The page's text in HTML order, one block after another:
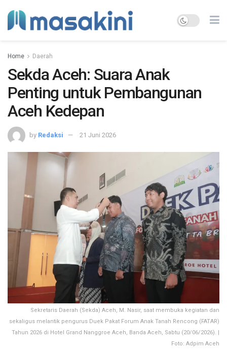
Home Daerah
Sekda Aceh: Suara Anak
Penting untuk Pembangunan
Aceh Kedepan
by Redaksi 21 Juni 2026
Sekretaris Daerah (Sekda) Aceh, M. Nasir, saat membuka kegiatan dan
sekaligus melantik pengurus Duek Pakat Forum Anak Tanah Rencong (FATAR)
Tahun 2026 di Hotel Grand Nanggroe Aceh, Banda Aceh, Sabtu (20/06/2026). |
Foto: Adpim Aceh